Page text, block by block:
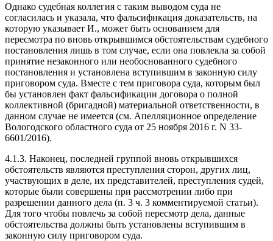
Однако судебная коллегия с таким выводом суда не
согласилась и указала, что фальсификация доказательств, на
которую указывает И., может быть основанием для
пересмотра по вновь открывшимся обстоятельствам судебного
постановления лишь в том случае, если она повлекла за собой
принятие незаконного или необоснованного судебного
постановления и установлена вступившим в законную силу
приговором суда. Вместе с тем приговора суда, которым был
бы установлен факт фальсификации договора о полной
коллективной (бригадной) материальной ответственности, в
данном случае не имеется (см. Апелляционное определение
Вологодского областного суда от 25 ноября 2016 г. N 33-
6601/2016).
4.1.3. Наконец, последней группой вновь открывшихся
обстоятельств являются преступления сторон, других лиц,
участвующих в деле, их представителей, преступления судей,
которые были совершены при рассмотрении либо при
разрешении данного дела (п. 3 ч. 3 комментируемой статьи).
Для того чтобы повлечь за собой пересмотр дела, данные
обстоятельства должны быть установлены вступившим в
законную силу приговором суда.